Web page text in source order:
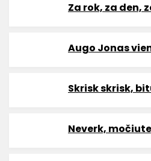
Za rok, za den,
Augo Jonas
Skrisk skrisk,
Neverk,